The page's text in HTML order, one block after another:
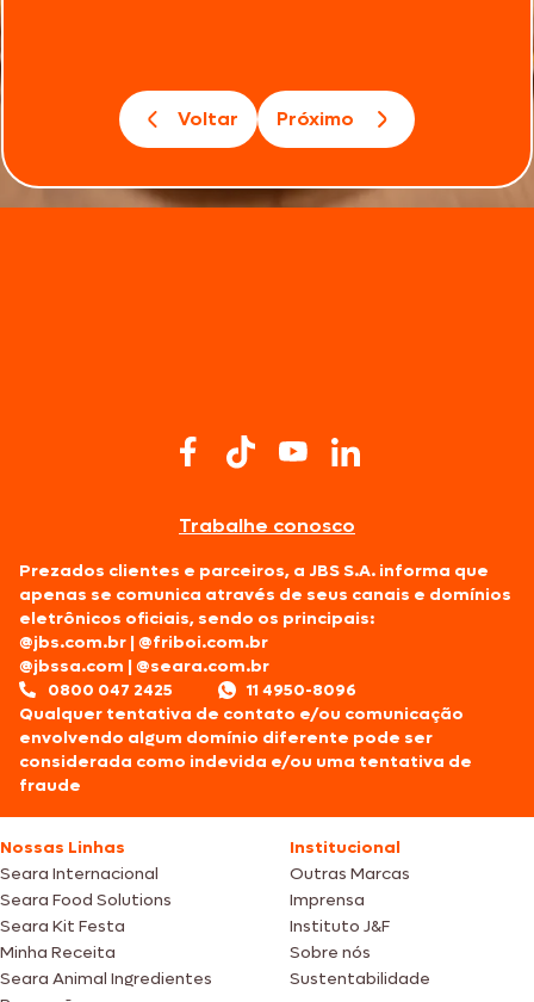
Voltar Próximo
Trabalhe conosco
Prezados clientes e parceiros, a JBS S.A. informa que
apenas se comunica através de seus canais e domínios
eletrônicos oficiais, sendo os principais:
@jbs.com.br |@friboi.com.br
@jbssa.com |@seara.com.br
0800 047 2425
11 4950-8096
Qualquer tentativa de contato e/ou comunicação
envolvendo algum domínio diferente pode ser
considerada como indevida e/ou uma tentativa de
fraude
Nossas Linhas
Seara Internacional
Seara Food Solutions
Seara Kit Festa
Minha Receita
Seara Animal Ingredientes
Institucional
Outras Marcas
Imprensa
Instituto J&F
Sobre nós
Sustentabilidade